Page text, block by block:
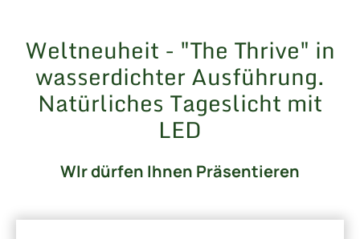
Weltneuheit - "The Thrive" in
wasserdichter Ausführung.
Natürliches Tageslicht mit
LED
WIr dürfen Ihnen Präsentieren